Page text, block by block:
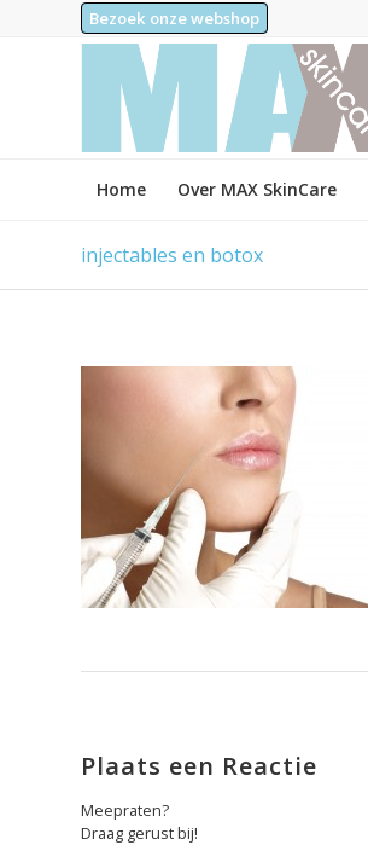
Bezoek onze webshop
Home Over MAX SkinCare
injectables en botox
Plaats een Reactie
Meepraten?
Draag gerust bij!